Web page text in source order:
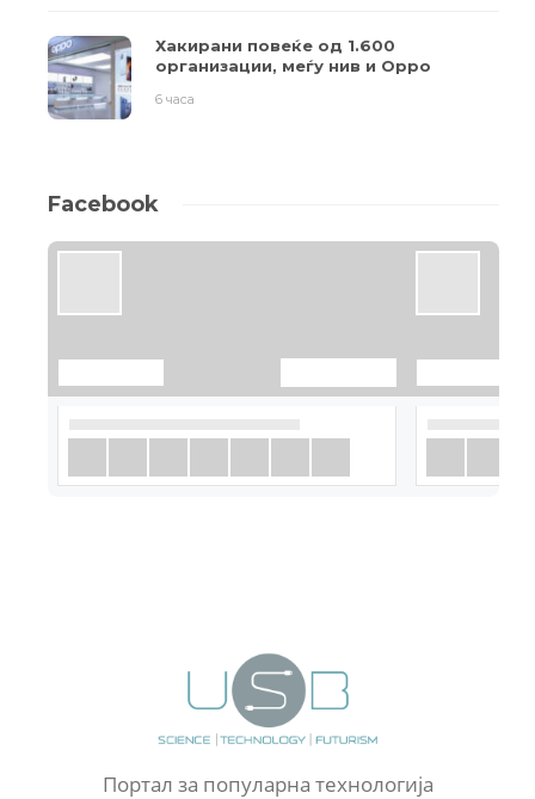
Хакирани повеќе од 1.600
организации, меѓу нив и Oppo
6 часа
Facebook
Портал за популарна технологија